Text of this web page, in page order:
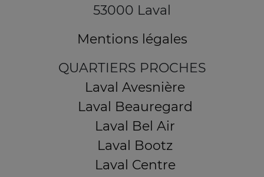
53000 Laval
Mentions légales
QUARTIERS PROCHES
Laval Avesnière
Laval Beauregard
Laval Bel Air
Laval Bootz
Laval Centre